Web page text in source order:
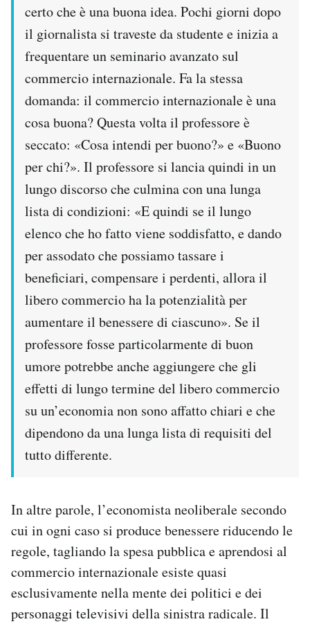
certo che è una buona idea. Pochi giorni dopo
il giornalista si traveste da studente e inizia a
frequentare un seminario avanzato sul
commercio internazionale. Fa la stessa
domanda: il commercio internazionale è una
cosa buona? Questa volta il professore è
seccato: «Cosa intendi per buono?» e «Buono
per chi?». Il professore si lancia quindi in un
lungo discorso che culmina con una lunga
lista di condizioni: «E quindi se il lungo
elenco che ho fatto viene soddisfatto, e dando
per assodato che possiamo tassare i
beneficiari, compensare i perdenti, allora il
libero commercio ha la potenzialità per
aumentare il benessere di ciascuno». Se il
professore fosse particolarmente di buon
umore potrebbe anche aggiungere che gli
effetti di lungo termine del libero commercio
su un’economia non sono affatto chiari e che
dipendono da una lunga lista di requisiti del
tutto differente.
In altre parole, l’economista neoliberale secondo
cui in ogni caso si produce benessere riducendo le
regole, tagliando la spesa pubblica e aprendosi al
commercio internazionale esiste quasi
esclusivamente nella mente dei politici e dei
personaggi televisivi della sinistra radicale. Il